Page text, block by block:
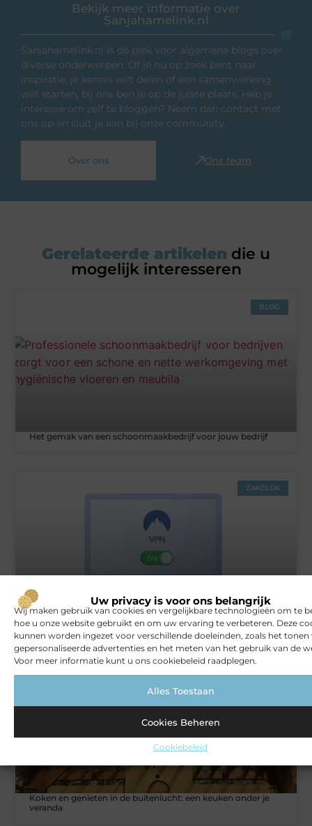
Uw privacy is voor ons belangrijk
Wij maken gebruik van cookies en vergelijkbare technologieën om te
hoe u onze website gebruikt en om uw ervaring te verbeteren. Deze
kunnen worden ingezet voor verschillende doeleinden, zoals het tonen
gepersonaliseerde advertenties en het meten van het gebruik van de
Voor meer informatie kunt u ons cookiebeleid raadplegen.
Alles Toestaan
Cookies Beheren
Cookiebeleid
Bekijk meer informatie over
Sanjahamelink.nl
Sanjahamelink.nl is dé plek voor algemene blogs over
diverse onderwerpen. Of je nu op zoek bent naar
inspiratie, je kennis wilt delen of een samenwerking
wilt starten, bij ons ben je op de juiste plaats. Heb je
interesse om zelf te bloggen? Neem dan contact met
ons op en sluit je aan bij onze community.
Over ons Ons team
Gerelateerde artikelen die u
mogelijk interesseren
BLOG
Het gemak van een schoonmaakbedrijf voor jouw bedrijf
ZAKELIJK
Rust en vertrouwen op elke locatie
VERBOUWEN
Koken en genieten in de buitenlucht: een keuken onder je
veranda